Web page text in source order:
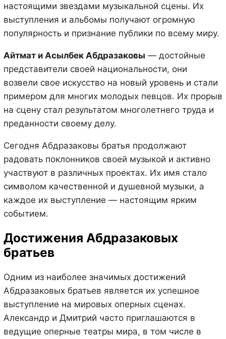
настоящими звездами музыкальной сцены. Их
выступления и альбомы получают огромную
популярность и признание публики по всему миру.
Айтмат и Асылбек Абдразаковы — достойные
представители своей национальности, они
возвели свое искусство на новый уровень и стали
примером для многих молодых певцов. Их прорыв
на сцену стал результатом многолетнего труда и
преданности своему делу.
Сегодня Абдразаковы братья продолжают
радовать поклонников своей музыкой и активно
участвуют в различных проектах. Их имя стало
символом качественной и душевной музыки, а
каждое их выступление — настоящим ярким
событием.
Достижения Абдразаковых
братьев
Одним из наиболее значимых достижений
Абдразаковых братьев является их успешное
выступление на мировых оперных сценах.
Александр и Дмитрий часто приглашаются в
ведущие оперные театры мира, в том числе в